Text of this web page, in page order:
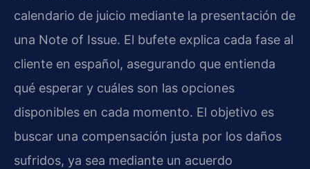
calendario de juicio mediante la presentación de
una Note of Issue. El bufete explica cada fase al
cliente en español, asegurando que entienda
qué esperar y cuáles son las opciones
disponibles en cada momento. El objetivo es
buscar una compensación justa por los daños
sufridos, ya sea mediante un acuerdo